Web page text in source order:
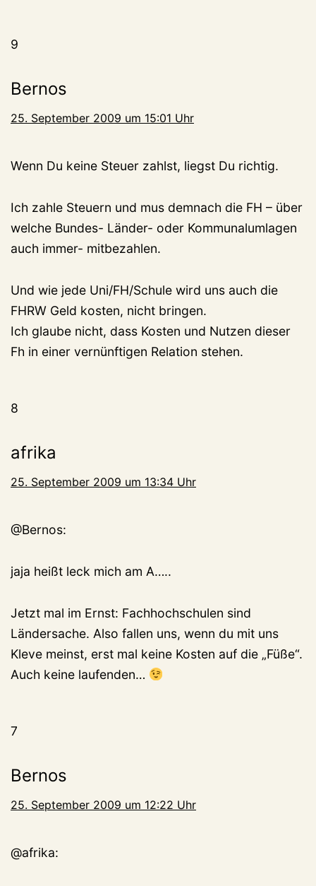
9
Bernos
25. September 2009 um 15:01 Uhr
Wenn Du keine Steuer zahlst, liegst Du richtig.
Ich zahle Steuern und mus demnach die FH – über
welche Bundes- Länder- oder Kommunalumlagen
auch immer- mitbezahlen.
Und wie jede Uni/FH/Schule wird uns auch die
FHRW Geld kosten, nicht bringen.
Ich glaube nicht, dass Kosten und Nutzen dieser
Fh in einer vernünftigen Relation stehen.
8
afrika
25. September 2009 um 13:34 Uhr
@Bernos:
jaja heißt leck mich am A…..
Jetzt mal im Ernst: Fachhochschulen sind
Ländersache. Also fallen uns, wenn du mit uns
Kleve meinst, erst mal keine Kosten auf die „Füße“.
Auch keine laufenden…
7
Bernos
25. September 2009 um 12:22 Uhr
@afrika: